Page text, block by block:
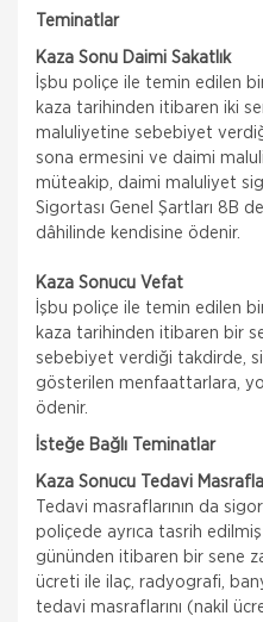
Teminatlar
Kaza Sonu Daimi Sakatlık
İşbu poliçe ile temin edilen
kaza tarihinden itibaren iki
maluliyetine sebebiyet
sona ermesini ve daimi
müteakip, daimi maluliyet
Sigortası Genel Şartları 8B
dâhilinde kendisine ödenir.
Kaza Sonucu Vefat
İşbu poliçe ile temin edilen
kaza tarihinden itibaren bir
sebebiyet verdiği takdirde,
gösterilen menfaattarlara,
ödenir.
İsteğe Bağlı Teminatlar
Kaza Sonucu Tedavi
Tedavi masraflarının da
poliçede ayrıca tasrih
gününden itibaren bir sene
ücreti ile ilaç, radyografi,
tedavi masraflarını (nakil